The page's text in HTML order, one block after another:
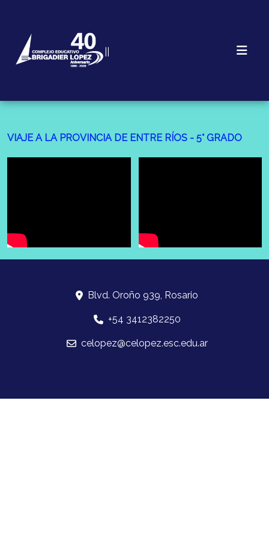
VIAJE A LA PROVINCIA DE ENTRE RÍOS - 5° GRADO
Blvd. Oroño 939, Rosario
+54 3412382250
celopez@celopez.esc.edu.ar